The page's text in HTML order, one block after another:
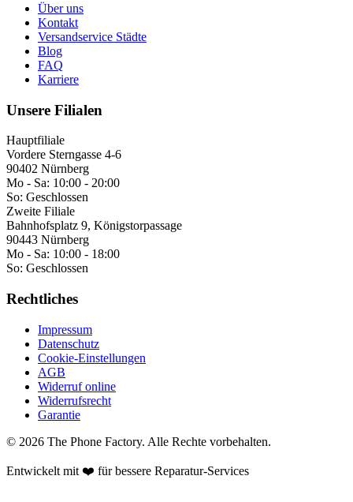
Über uns
Kontakt
Versandservice Städte
Blog
FAQ
Karriere
Unsere Filialen
Hauptfiliale
Vordere Sterngasse 4-6
90402 Nürnberg
Mo - Sa: 10:00 - 20:00
So: Geschlossen
Zweite Filiale
Bahnhofsplatz 9, Königstorpassage
90443 Nürnberg
Mo - Sa: 10:00 - 18:00
So: Geschlossen
Rechtliches
Impressum
Datenschutz
Cookie-Einstellungen
AGB
Widerruf online
Widerrufsrecht
Garantie
© 2026 The Phone Factory. Alle Rechte vorbehalten.
Entwickelt mit ❤️ für bessere Reparatur-Services